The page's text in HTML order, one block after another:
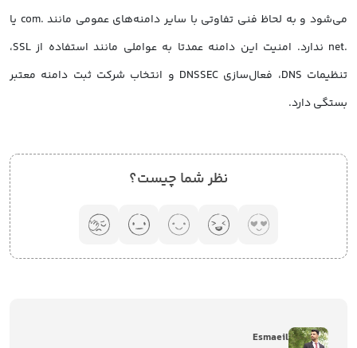
می‌شود و به لحاظ فنی تفاوتی با سایر دامنه‌های عمومی مانند .com یا
.net ندارد. امنیت این دامنه عمدتا به عواملی مانند استفاده از SSL،
تنظیمات DNS، فعال‌سازی DNSSEC و انتخاب شرکت ثبت دامنه معتبر
بستگی دارد.
نظر شما چیست؟
Esmaeil